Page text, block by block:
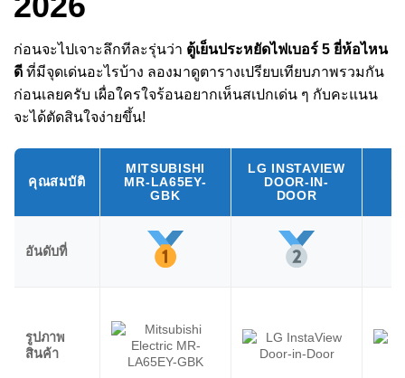
ก่อนจะไปเจาะลึกทีละรุ่นว่า ตู้เย็นประหยัดไฟเบอร์ 5 ยี่ห้อไหน
ดี ที่มีจุดเด่นอะไรบ้าง ลองมาดูตารางเปรียบเทียบภาพรวมกัน
ก่อนเลยครับ เผื่อใครใจร้อนอยากเห็นสเปกเด่น ๆ กับคะแนน
จะได้ตัดสินใจง่ายขึ้น!
คุณสมบัติ
MITSUBISHI
MR-LA65EY-
GBK
LG INSTAVIEW
DOOR-IN-
DOOR
อันดับที่
รูปภาพ
สินค้า